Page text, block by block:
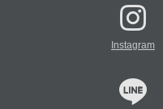
Instagram